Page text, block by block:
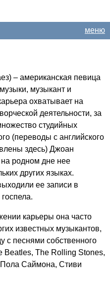
меню
– американская певица
музыкант и
охватывает на
деятельности, за
студийных
(переводы с английского
здесь) Джоан
родном дне нее
других языках.
ее записи в
карьеры она часто
известных музыкантов,
с песнями собственного
Beatles, The Rolling Stones,
Пола Саймона, Стиви